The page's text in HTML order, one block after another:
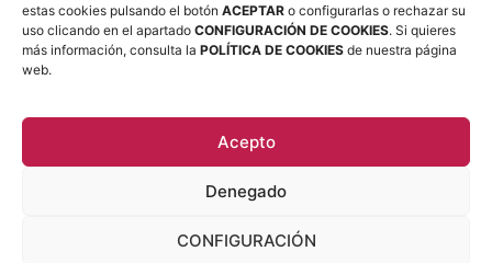
estas cookies pulsando el botón ACEPTAR o configurarlas o rechazar su
uso clicando en el apartado CONFIGURACIÓN DE COOKIES. Si quieres
más información, consulta la POLÍTICA DE COOKIES de nuestra página
web.
Acepto
Denegado
CONFIGURACIÓN
Gafas para hacer deporte:
el regalo perfecto para
personas activas
Las gafas deportivas, tanto
graduadas como sin graduar, son una
excelente opción para quienes